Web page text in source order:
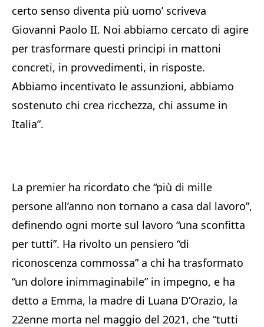
certo senso diventa più uomo’ scriveva
Giovanni Paolo II. Noi abbiamo cercato di agire
per trasformare questi principi in mattoni
concreti, in provvedimenti, in risposte.
Abbiamo incentivato le assunzioni, abbiamo
sostenuto chi crea ricchezza, chi assume in
Italia”.
La premier ha ricordato che “più di mille
persone all’anno non tornano a casa dal lavoro”,
definendo ogni morte sul lavoro “una sconfitta
per tutti”. Ha rivolto un pensiero “di
riconoscenza commossa” a chi ha trasformato
“un dolore inimmaginabile” in impegno, e ha
detto a Emma, la madre di Luana D’Orazio, la
22enne morta nel maggio del 2021, che “tutti